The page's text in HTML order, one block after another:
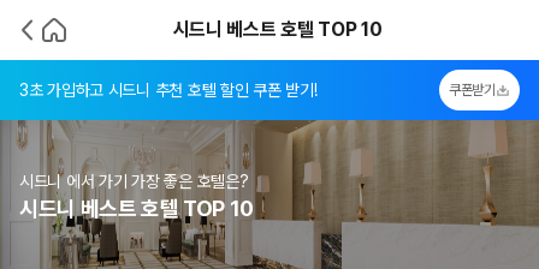
시드니 베스트 호텔 TOP 10
3초 가입하고 시드니 추천 호텔 할인 쿠폰 받기! 쿠폰받기
시드니 에서 가기 가장 좋은 호텔은?
시드니 베스트 호텔 TOP 10